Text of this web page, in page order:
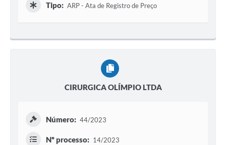
Tipo: ARP - Ata de Registro de Preço
CIRURGICA OLÍMPIO LTDA
Número: 44/2023
Nº processo: 14/2023